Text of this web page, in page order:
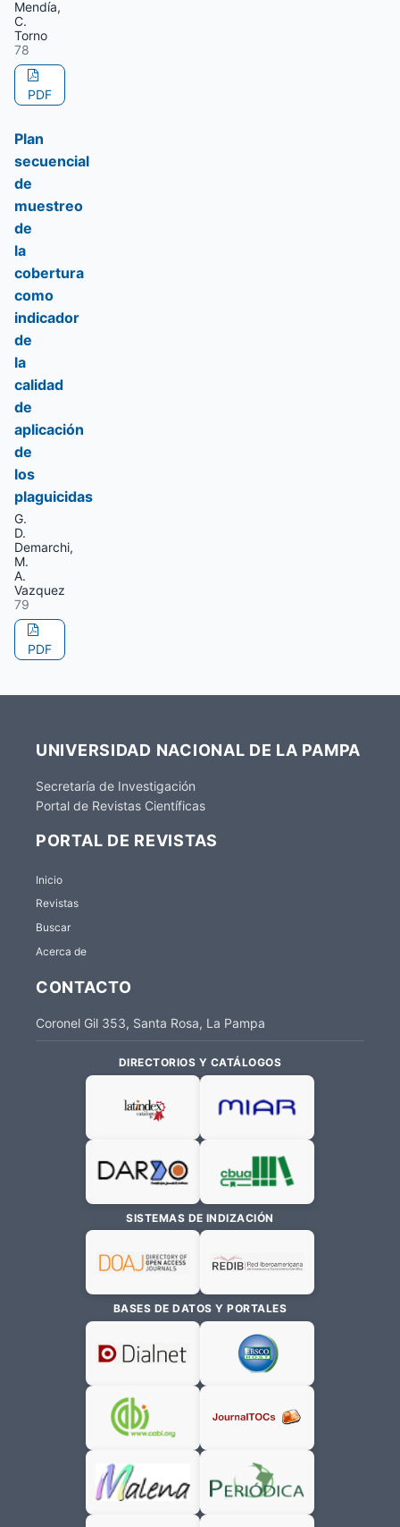
Mendía,
C.
Torno
78
PDF
Plan
secuencial
de
muestreo
de
la
cobertura
como
indicador
de
la
calidad
de
aplicación
de
los
plaguicidas
G.
D.
Demarchi,
M.
A.
Vazquez
79
PDF
UNIVERSIDAD NACIONAL DE LA PAMPA
Secretaría de Investigación
Portal de Revistas Científicas
PORTAL DE REVISTAS
Inicio
Revistas
Buscar
Acerca de
CONTACTO
Coronel Gil 353, Santa Rosa, La Pampa
DIRECTORIOS Y CATÁLOGOS
SISTEMAS DE INDIZACIÓN
BASES DE DATOS Y PORTALES